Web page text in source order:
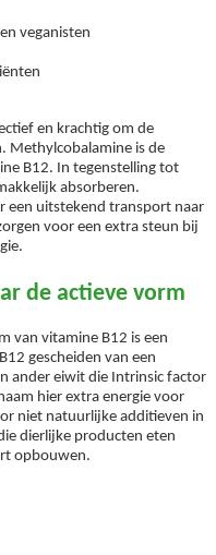
veganisten
en krachtig om de
Methylcobalamine is de
B12. In tegenstelling tot
absorberen.
een uitstekend transport naar
voor een extra steun bij
de actieve vorm
van vitamine B12 is een
gescheiden van een
ander eiwit die Intrinsic factor
hier extra energie voor
niet natuurlijke additieven in
dierlijke producten eten
opbouwen.